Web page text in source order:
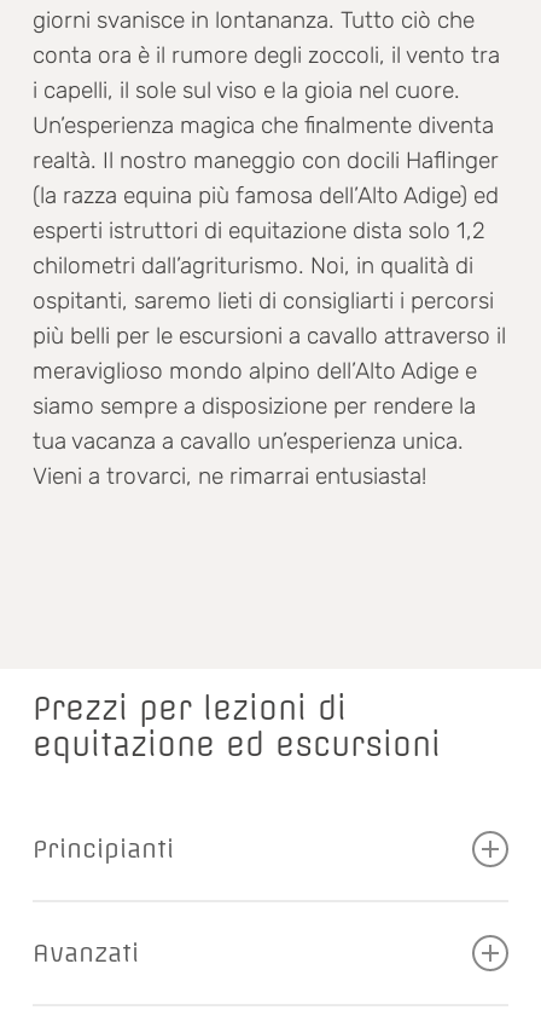
giorni svanisce in lontananza. Tutto ciò che
conta ora è il rumore degli zoccoli, il vento tra
i capelli, il sole sul viso e la gioia nel cuore.
Un’esperienza magica che finalmente diventa
realtà. Il nostro maneggio con docili Haflinger
(la razza equina più famosa dell’Alto Adige) ed
esperti istruttori di equitazione dista solo 1,2
chilometri dall’agriturismo. Noi, in qualità di
ospitanti, saremo lieti di consigliarti i percorsi
più belli per le escursioni a cavallo attraverso il
meraviglioso mondo alpino dell’Alto Adige e
siamo sempre a disposizione per rendere la
tua vacanza a cavallo un’esperienza unica.
Vieni a trovarci, ne rimarrai entusiasta!
Prezzi per lezioni di
equitazione ed escursioni
Principianti
Avanzati